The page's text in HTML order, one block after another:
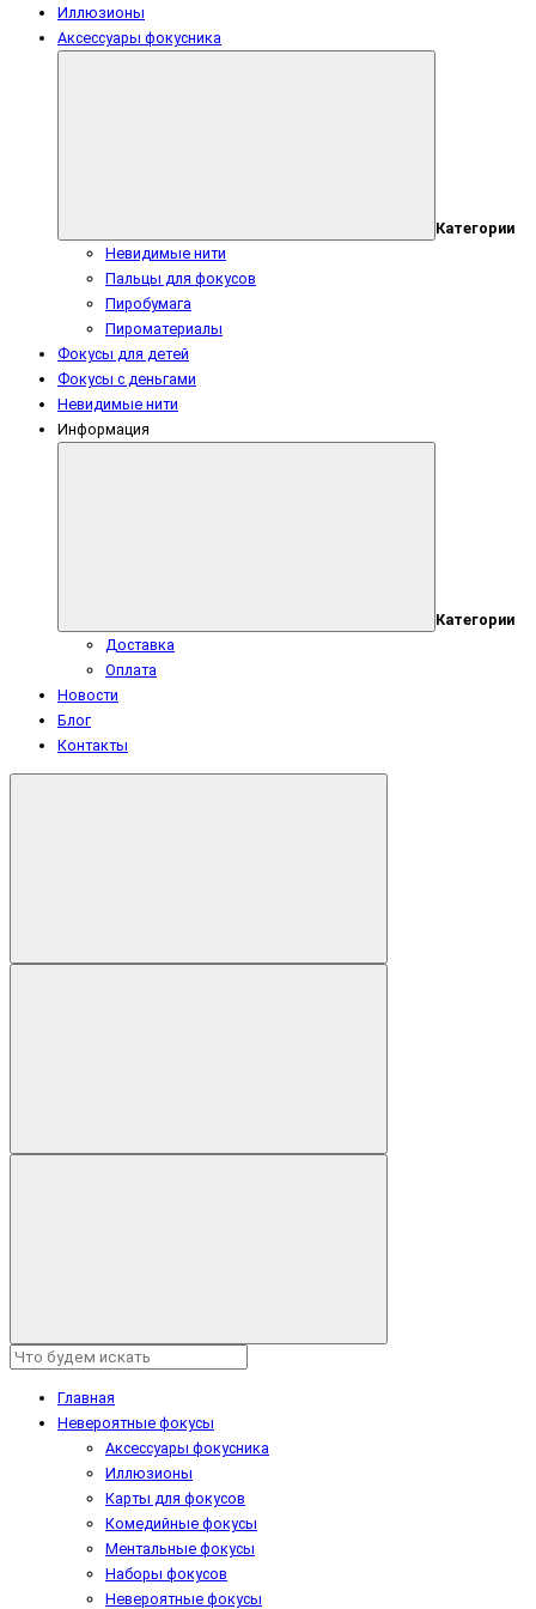
Иллюзионы
Аксессуары фокусника
Категории
Невидимые нити
Пальцы для фокусов
Пиробумага
Пироматериалы
Фокусы для детей
Фокусы с деньгами
Невидимые нити
Информация
Категории
Доставка
Оплата
Новости
Блог
Контакты
Главная
Невероятные фокусы
Аксессуары фокусника
Иллюзионы
Карты для фокусов
Комедийные фокусы
Ментальные фокусы
Наборы фокусов
Невероятные фокусы